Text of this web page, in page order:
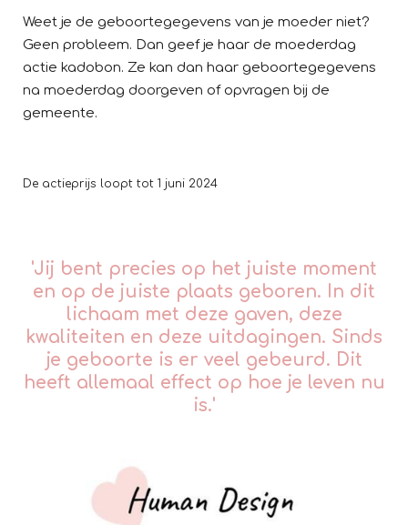
Weet je de geboortegegevens van je moeder niet?
Geen probleem. Dan geef je haar de moederdag
actie kadobon. Ze kan dan haar geboortegegevens
na moederdag doorgeven of opvragen bij de
gemeente.
De actieprijs loopt tot 1 juni 2024
'Jij bent precies op het juiste moment
en op de juiste plaats geboren. In dit
lichaam met deze gaven, deze
kwaliteiten en deze uitdagingen. Sinds
je geboorte is er veel gebeurd. Dit
heeft allemaal effect op hoe je leven nu
is.'